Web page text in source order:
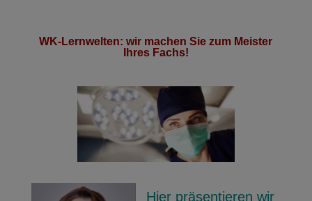
WK-Lernwelten: wir machen Sie zum Meister
Ihres Fachs!
Hier präsentieren wir